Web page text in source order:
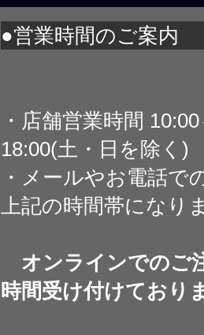
●営業時間のご案内
・店舗営業時間
18:00(土・日を除く)
・メールやお電話で
上記の時間帯になり
オンラインでのご
時間受け付けており